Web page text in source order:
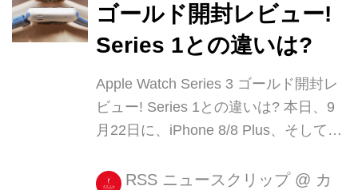
ゴールド開封レビュー!
Series 1との違いは?
Apple Watch Series 3 ゴールド開封レ
ビュー! Series 1との違いは? 本日、9
月22日に、iPhone 8/8 Plus、そして
た! Apple Watch Series 3ではLTE通信
RSS ニュースクリップ @ カ